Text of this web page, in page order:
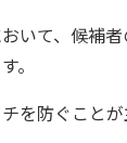
いて、候補
。
を防ぐことが